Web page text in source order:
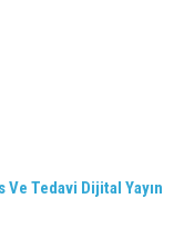
Ve Tedavi Dijital Yayın